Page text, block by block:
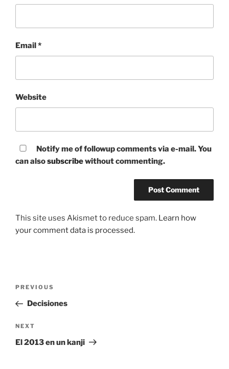
Email *
Website
Notify me of followup comments via e-mail. You
can alsosubscribewithout commenting.
This site uses Akismet to reduce spam. Learn how
your comment data is processed.
Previous
Post
PREVIOUS
Decisiones
Next
Post
NEXT
El 2013 en un kanji